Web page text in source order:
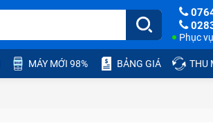
Phục
MÁY MỚI 98% BẢNG GIÁ THU